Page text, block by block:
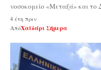
νοσοκομείο «Μεταξά» και το
4 έτη πριν
ΑπόΧαϊδάρι Σήμερα